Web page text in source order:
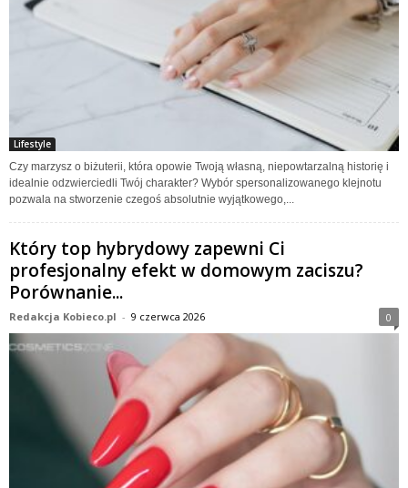
Lifestyle
Czy marzysz o biżuterii, która opowie Twoją własną, niepowtarzalną historię i
idealnie odzwierciedli Twój charakter? Wybór spersonalizowanego klejnotu
pozwala na stworzenie czegoś absolutnie wyjątkowego,...
Który top hybrydowy zapewni Ci
profesjonalny efekt w domowym zaciszu?
Porównanie...
Redakcja Kobieco.pl - 9 czerwca 2026 0